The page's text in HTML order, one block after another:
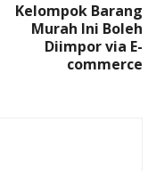
Kelompok Barang
Murah Ini Boleh
Diimpor via E-
commerce